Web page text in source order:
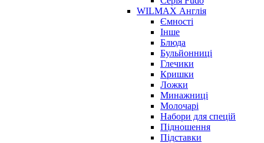
WILMAX Англія
Ємності
Інше
Блюда
Бульйонниці
Глечики
Кришки
Ложки
Минажниці
Молочарі
Набори для спецій
Підношення
Підставки